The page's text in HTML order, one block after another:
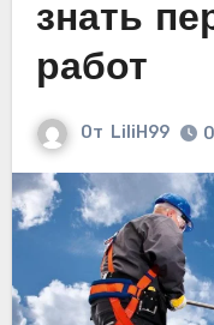
знать
работ
От LiliH99